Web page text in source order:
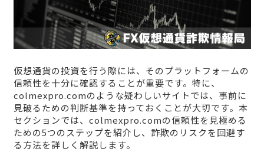
仮想通貨の投資を行う際には、そのプラットフォームの
信頼性を十分に確認することが重要です。特に、
colmexpro.comのような疑わしいサイトでは、事前に
見破るための判断基準を持っておくことが大切です。本
セクションでは、colmexpro.comの信頼性を見極める
ための5つのステップを紹介し、詐欺のリスクを回避す
る方法を詳しく解説します。